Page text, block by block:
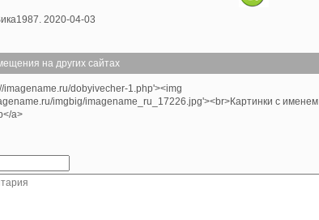
2020-04-03
на других сайтах
imagename.ru/dobyivecher-1.php'><img
imgbig/imagename_ru_17226.jpg'><br>Картинки с именем
a>